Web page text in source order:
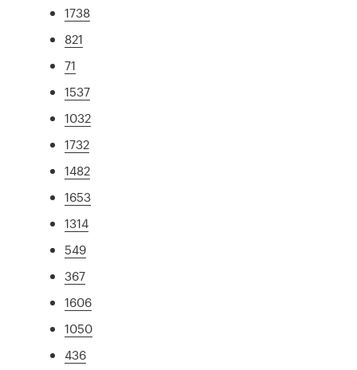
1738
821
71
1537
1032
1732
1482
1653
1314
549
367
1606
1050
436